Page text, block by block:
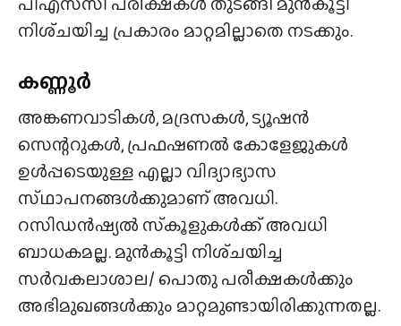
നിശ്‌ചയിച്ച പ്രകാരം മാറ്റമില്ലാതെ നടക്കും.
കണ്ണൂർ
അങ്കണവാടികൾ, മദ്രസകൾ, ട്യൂഷൻ
സെന്ററുകൾ, പ്രഫഷണൽ കോളേജുകൾ
ഉൾപ്പടെയുള്ള എല്ലാ വിദ്യാഭ്യാസ
സ്‌ഥാപനങ്ങൾക്കുമാണ് അവധി.
റസിഡൻഷ്യൽ സ്‌കൂളുകൾക്ക് അവധി
ബാധകമല്ല. മുൻകൂട്ടി നിശ്‌ചയിച്ച
സർവകലാശാല/ പൊതു പരീക്ഷകൾക്കും
അഭിമുഖങ്ങൾക്കും മാറ്റമുണ്ടായിരിക്കുന്നതല്ല.